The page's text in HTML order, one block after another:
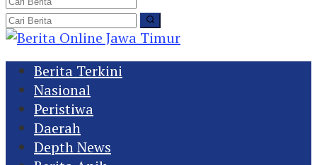
Berita Terkini
Nasional
Peristiwa
Daerah
Depth News